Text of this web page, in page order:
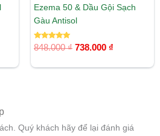
Ezema 50 & Dầu Gội Sạch
Gàu Antisol
Được xếp
hạng
848.000₫ 738.000 ₫
Quý khách hãy để lại đánh giá